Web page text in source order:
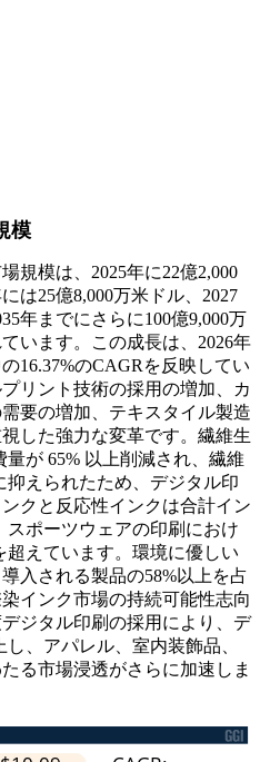
模
規模は、2025年に22億2,000
は25億8,000万米ドル、2027
年までにさらに100億9,000万
います。この成長は、2026年
16.37%のCAGRを反映してい
リント技術の採用の増加、カ
要の増加、テキスタイル製造
した強力な変革です。繊維生
が 65% 以上削減され、繊維
抑えられたため、デジタル印
クと反応性インクは合計イン
スポーツウェアの印刷におけ
超えています。環境に優しい
入される製品の58%以上を占
インク市場の持続可能性志向
ジタル印刷の採用により、デ
、アパレル、室内装飾品、
る市場浸透がさらに加速しま